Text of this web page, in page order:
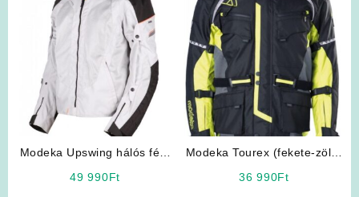
Modeka Upswing hálós férfi
49 990Ft
Modeka Tourex (fekete-zöld)
36 990Ft